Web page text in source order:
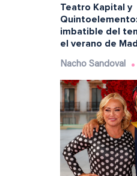
Teatro Kapital y
imbatible del
el verano de
Nacho Sandoval